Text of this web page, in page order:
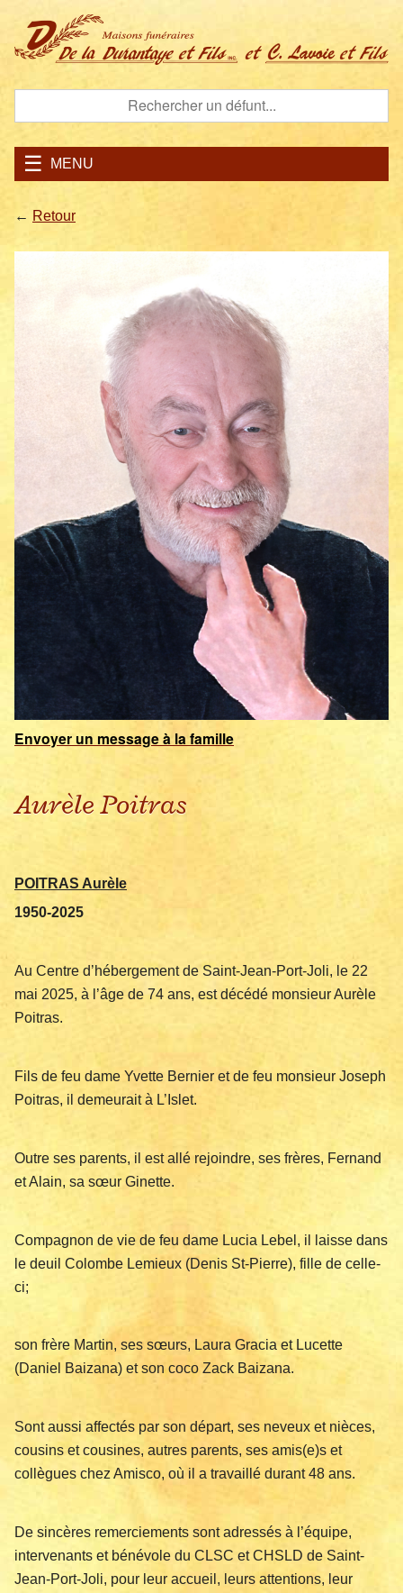
MENU
← Retour
Envoyer un message à la famille
Aurèle Poitras
POITRAS Aurèle
1950-2025
Au Centre d’hébergement de Saint-Jean-Port-Joli, le 22
mai 2025, à l’âge de 74 ans, est décédé monsieur Aurèle
Poitras.
Fils de feu dame Yvette Bernier et de feu monsieur Joseph
Poitras, il demeurait à L’Islet.
Outre ses parents, il est allé rejoindre, ses frères, Fernand
et Alain, sa sœur Ginette.
Compagnon de vie de feu dame Lucia Lebel, il laisse dans
le deuil Colombe Lemieux (Denis St-Pierre), fille de celle-
ci;
son frère Martin, ses sœurs, Laura Gracia et Lucette
(Daniel Baizana) et son coco Zack Baizana.
Sont aussi affectés par son départ, ses neveux et nièces,
cousins et cousines, autres parents, ses amis(e)s et
collègues chez Amisco, où il a travaillé durant 48 ans.
De sincères remerciements sont adressés à l’équipe,
intervenants et bénévole du CLSC et CHSLD de Saint-
Jean-Port-Joli, pour leur accueil, leurs attentions, leur